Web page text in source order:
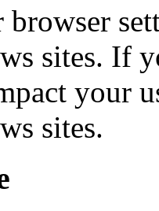
browser
sites. If
your
sites.